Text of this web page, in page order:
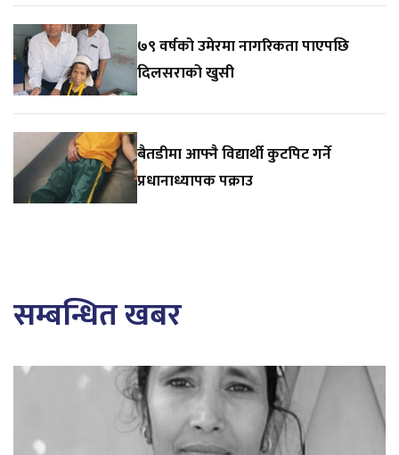
७९ वर्षको उमेरमा नागरिकता पाएपछि
दिलसराको खुसी
बैतडीमा आफ्नै विद्यार्थी कुटपिट गर्ने
प्रधानाध्यापक पक्राउ
सम्बन्धित खबर